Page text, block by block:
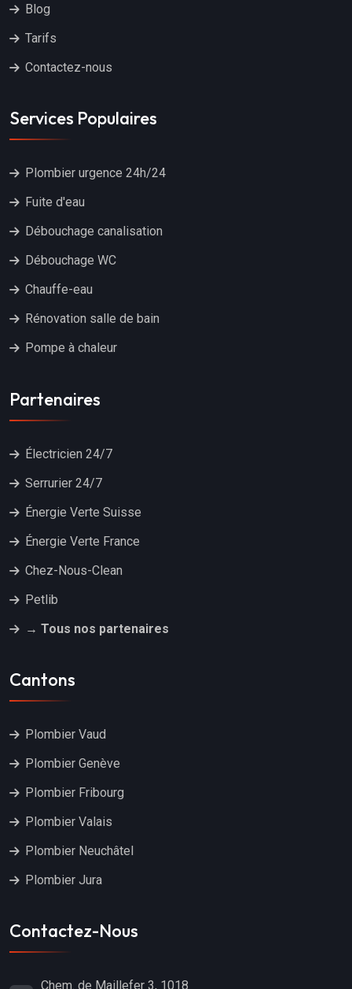
Blog
Tarifs
Contactez-nous
Services Populaires
Plombier urgence 24h/24
Fuite d'eau
Débouchage canalisation
Débouchage WC
Chauffe-eau
Rénovation salle de bain
Pompe à chaleur
Partenaires
Électricien 24/7
Serrurier 24/7
Énergie Verte Suisse
Énergie Verte France
Chez-Nous-Clean
Petlib
→ Tous nos partenaires
Cantons
Plombier Vaud
Plombier Genève
Plombier Fribourg
Plombier Valais
Plombier Neuchâtel
Plombier Jura
Contactez-Nous
Chem. de Maillefer 3, 1018